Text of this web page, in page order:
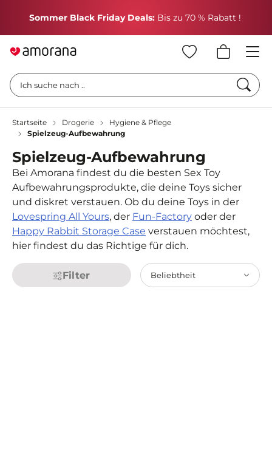
Sommer Black Friday Deals: Bis zu 70 % Rabatt !
Ich suche nach ..
Startseite Drogerie
Hygiene & Pflege
Spielzeug-Aufbewahrung
Spielzeug-Aufbewahrung
Bei Amorana findest du die besten Sex Toy
Aufbewahrungsprodukte, die deine Toys sicher
und diskret verstauen. Ob du deine Toys in der
Lovespring All Yours, der Fun-Factory oder der
Happy Rabbit Storage Case verstauen möchtest,
hier findest du das Richtige für dich.
Filter Beliebtheit